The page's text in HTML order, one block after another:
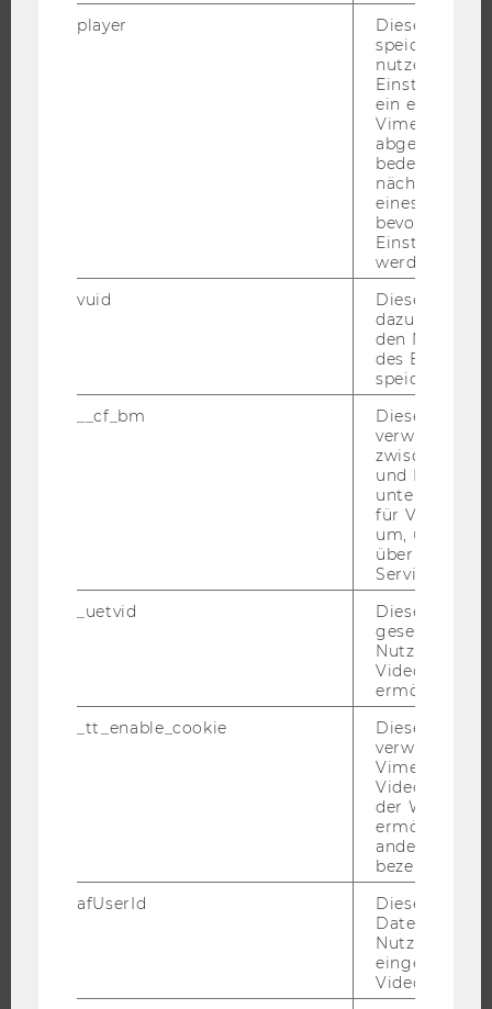
FORSCHUNGSPORTAL
ÜBER DIE WU
CAMPUS
RESEARCH CAREER
player
Dieses Cookie
speichert
ein
Vimeo-Video
abgespielt
bedeutet,
nächsten
eines Vimeo-
bevorzugten
werden.
vuid
Dieser
dazu
den
des
speichern.
__cf_bm
Dieses
verwendet,
zwischen
und Bots zu
für Vimeo
um, um
über die
Service zu
_uetvid
Dieses
gesetzt, um
Nutzung des
Videoplayers
ermöglichen
_tt_enable_cookie
Dieses
verwendet,
Vimeo-
der WU-
ermöglichen
andere nicht
bezeichnete
afUserId
Dieses
Daten von
Videos